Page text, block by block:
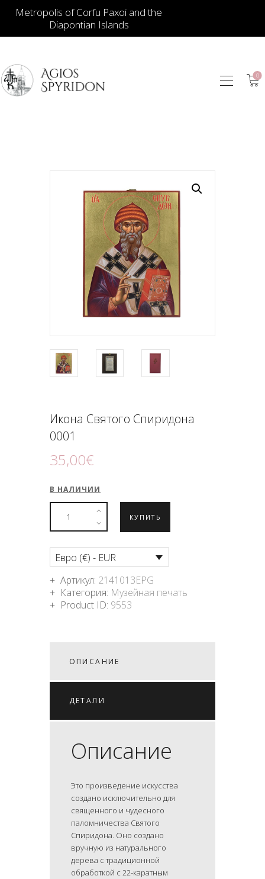
Metropolis of Corfu Paxoi and the
Diapontian Islands
0
ДЛЯ ЦЕРКВИ
ИЕРАТИЧЕСКИЕ
ПРЕДМЕТЫ
СВЕЧИ
СУВЕНИРЫ ДЛЯ
ДОМА
ПОДНОШЕНИЯ
БЛОГ
Икона Святого Спиридона
0001
35,00€
В НАЛИЧИИ
КУПИТЬ
Евро (€) - EUR
Артикул: 2141013EPG
Категория: Музейная печать
Product ID: 9553
ОПИСАНИЕ
ДЕТАЛИ
Описание
Это произведение искусства
создано исключительно для
священного и чудесного
паломничества Святого
Спиридона. Оно создано
вручную из натурального
дерева с традиционной
обработкой с 22-каратным